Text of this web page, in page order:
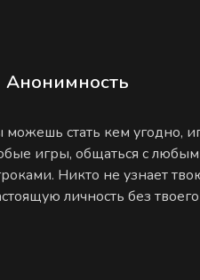
Анонимность
можешь стать кем угодно,
игры, общаться с
Никто не узнает
личность без